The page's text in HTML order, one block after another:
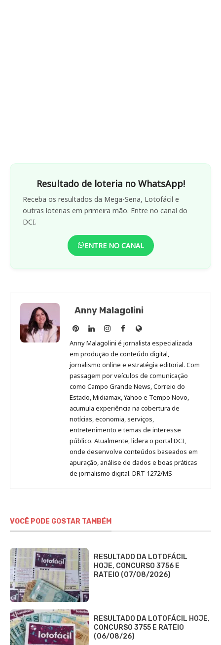
Resultado de loteria no WhatsApp!
Receba os resultados da Mega-Sena, Lotofácil e
outras loterias em primeira mão. Entre no canal do
DCI.
ENTRE NO CANAL
Anny Malagolini
Anny
Malagolini
no
Pinterest
Anny
Malagolini
no
LinkedIn
Anny
Malagolini
no
Instagram
Anny
Malagolini
no
Facebook
Site
de
Anny
Malagolini
Anny Malagolini é jornalista especializada
em produção de conteúdo digital,
jornalismo online e estratégia editorial. Com
passagem por veículos de comunicação
como Campo Grande News, Correio do
Estado, Midiamax, Yahoo e Tempo Novo,
acumula experiência na cobertura de
notícias, economia, serviços,
entretenimento e temas de interesse
público. Atualmente, lidera o portal DCI,
onde desenvolve conteúdos baseados em
apuração, análise de dados e boas práticas
de jornalismo digital. DRT 1272/MS
VOCÊ PODE GOSTAR TAMBÉM
RESULTADO DA LOTOFÁCIL
HOJE, CONCURSO 3756 E
RATEIO (07/08/2026)
RESULTADO DA LOTOFÁCIL HOJE,
CONCURSO 3755 E RATEIO
(06/08/26)